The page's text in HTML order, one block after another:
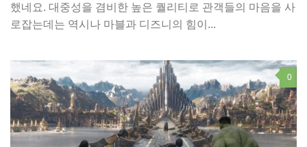
했네요. 대중성을 겸비한 높은 퀄리티로 관객들의 마음을 사
로잡는데는 역시나 마블과 디즈니의 힘이...
0